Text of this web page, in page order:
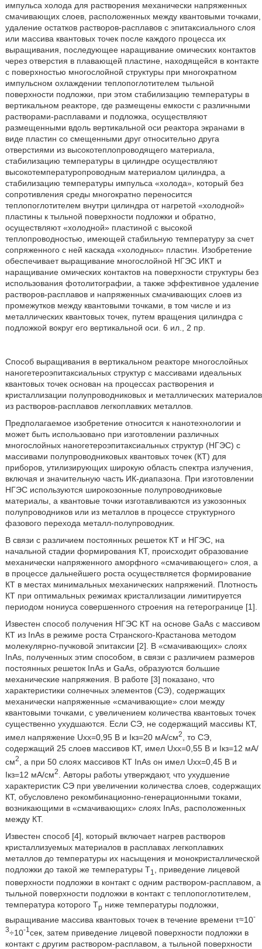
импульса холода для растворения механически напряженных
смачивающих слоев, расположенных между квантовыми точками,
удаление остатков растворов-расплавов с эпитаксиального слоя
или массива квантовых точек после каждого процесса их
выращивания, последующее наращивание омических контактов
через отверстия в плавающей пластине, находящейся в контакте
с поверхностью многослойной структуры при многократном
импульсном охлаждении теплопоглотителем тыльной
поверхности подложки, при этом стабилизацию температуры в
вертикальном реакторе, где размещены емкости с различными
растворами-расплавами и подложка, осуществляют
размещенными вдоль вертикальной оси реактора экранами в
виде пластин со смещенными друг относительно друга
отверстиями из высокотеплопроводящего материала,
стабилизацию температуры в цилиндре осуществляют
высокотемпературопроводным материалом цилиндра, а
стабилизацию температуры импульса «холода», который без
сопротивления среды многократно переносится
теплопоглотителем внутри цилиндра от нагретой «холодной»
пластины к тыльной поверхности подложки и обратно,
осуществляют «холодной» пластиной с высокой
теплопроводностью, имеющей стабильную температуру за счет
сопряженного с ней каскада «холодных» пластин. Изобретение
обеспечивает выращивание многослойной НГЭС ИКТ и
наращивание омических контактов на поверхности структуры без
использования фотолитографии, а также эффективное удаление
растворов-расплавов и напряженных смачивающих слоев из
промежутков между квантовыми точками, в том числе и из
металлических квантовых точек, путем вращения цилиндра с
подложкой вокруг его вертикальной оси. 6 ил., 2 пр.
Способ выращивания в вертикальном реакторе многослойных
наногетероэпитаксиальных структур с массивами идеальных
квантовых точек основан на процессах растворения и
кристаллизации полупроводниковых и металлических материалов
из растворов-расплавов легкоплавких металлов.
Предполагаемое изобретение относится к нанотехнологии и
может быть использовано при изготовлении различных
многослойных наногетероэпитаксиальных структур (НГЭС) с
массивами полупроводниковых квантовых точек (КТ) для
приборов, утилизирующих широкую область спектра излучения,
включая и значительную часть ИК-диапазона. При изготовлении
НГЭС используются широкозонные полупроводниковые
материалы, а квантовые точки изготавливаются из узкозонных
полупроводников или из металлов в процессе структурного
фазового перехода металл-полупроводник.
В связи с различием постоянных решеток КТ и НГЭС, на
начальной стадии формирования КТ, происходит образование
механически напряженного аморфного «смачивающего» слоя, а
в процессе дальнейшего роста осуществляется формирование
КТ в местах минимальных механических напряжений. Плотность
КТ при оптимальных режимах кристаллизации лимитируется
периодом нониуса совершенного строения на гетерогранице [1].
Известен способ получения НГЭС КТ на основе GaAs с массивом
КТ из InAs в режиме роста Странского-Крастанова методом
молекулярно-пучковой эпитаксии [2]. В «смачивающих» слоях
InAs, полученных этим способом, в связи с различием размеров
постоянных решеток InAs и GaAs, образуются большие
механические напряжения. В работе [3] показано, что
характеристики солнечных элементов (СЭ), содержащих
механически напряженные «смачивающие» слои между
квантовыми точками, с увеличением количества квантовых точек
существенно ухудшаются. Если СЭ, не содержащий массивы КТ,
имел напряжение Uxx=0,95 В и Iкз=20 мА/см2
, то СЭ,
содержащий 25 слоев массивов КТ, имел Uxx=0,55 В и Iкз=12 мА/
см2
, а при 50 слоях массивов КТ InAs он имел Uxx=0,45 В и
Iкз=12 мА/см2
. Авторы работы утверждают, что ухудшение
характеристик СЭ при увеличении количества слоев, содержащих
КТ, обусловлено рекомбинационно-генерационными токами,
возникающими в «смачивающих» слоях InAs, расположенных
между КТ.
Известен способ [4], который включает нагрев растворов
кристаллизуемых материалов в расплавах легкоплавких
металлов до температуры их насыщения и монокристаллической
подложки до такой же температуры T1
, приведение лицевой
поверхности подложки в контакт с одним раствором-расплавом, а
тыльной поверхности подложки в контакт с теплопоглотителем,
температура которого Тр ниже температуры подложки,
выращивание массива квантовых точек в течение времени τ≈10-
3÷10-1 сек, затем приведение лицевой поверхности подложки в
контакт с другим раствором-расплавом, а тыльной поверхности